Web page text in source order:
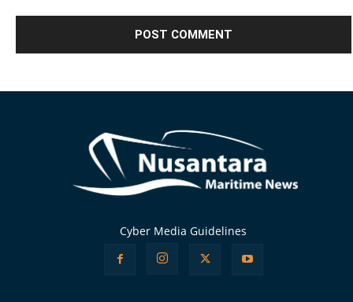
Cyber Media Guidelines